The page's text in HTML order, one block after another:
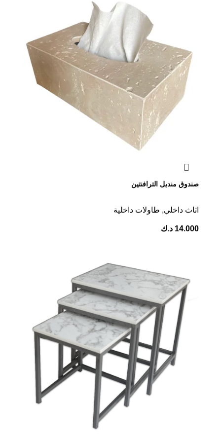
صندوق منديل الترافنتين
اثاث داخلي, ⁠طاولات داخلية
14.000 د.ك